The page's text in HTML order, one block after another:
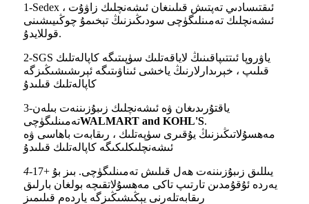
1-Sedex ئىقتىسادىي تەپتىش قىلىنغان ئىشەنچلىك زاۋۇت ،
ئىشەنچلىك تەمىنلىگۈچى سودىڭىزنىڭ تېخىمۇ چوڭىيىشىنى
قوللايدۇ.
2-SGS ياۋروپا ئىتتىپاقىنىڭ لاياقەتلىك سۈپىتىگە كاپالەتلىك
قىلىپ ، خېرىدارلارنىڭ ياخشى ئىناۋىتىگە ئېرىشىشىڭىزگە
كاپالەتلىك قىلىدۇ
3-ياقتۇرىدىغان ۋە ئىشەنچلىك زىبۇزىننەت بىلەن
تەمىنلىگۈچىWALMART and KOHL'S.
مەھسۇلاتىڭىزنىڭ يۇقىرى سۈپەتلىك ، رىقابەت باھاسى ۋە
ئىشەنچلىكلىكىگە كاپالەتلىك قىلىدۇ
4-17+ يىللىق زىبۇزىننەت ھەل قىلىش تەمىنلىگۈچى. بىز بۇ
يەردە ئۇقۇمدىن تارتىپ تاكى مەھسۇلاتقىچە بولغان بارلىق
رىقابەتلەرنى يېڭىشىڭىزگە ياردەم قىلىمىز